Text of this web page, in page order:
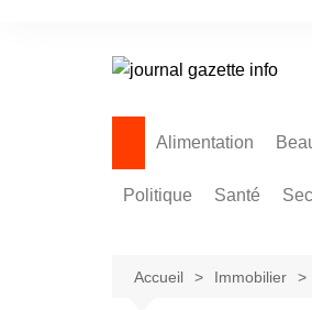
Alimentation
Politique Santé
Accueil Immobilier